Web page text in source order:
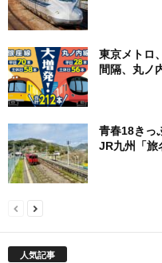
東京メトロ
間隔、丸ノ
青春18きっ
JR九州「
人気記事